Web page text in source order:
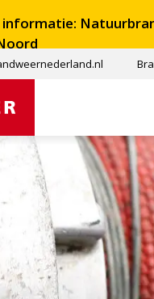
informatie: